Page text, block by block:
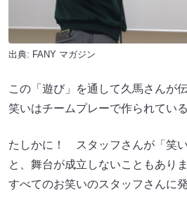
出典: FANY マガジン
この「遊び」を通して久馬さんが
笑いはチームプレーで作られてい
たしかに！ スタッフさんが「笑
と、舞台が成立しないこともあり
すべてのお笑いのスタッフさんに